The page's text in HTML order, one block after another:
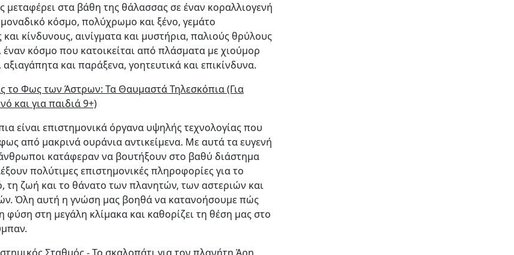
μεταφέρει στα βάθη της θάλασσας σε έναν κοραλλιογενή
κόσμο, πολύχρωμο και ξένο, γεμάτο
και κίνδυνους, αινίγματα και μυστήρια, παλιούς θρύλους
έναν κόσμο που κατοικείται από πλάσματα με χιούμορ
και παράξενα, γοητευτικά και επικίνδυνα.
το Φως των Άστρων: Τα Θαυμαστά Τηλεσκόπια (Για
και για παιδιά 9+)
είναι επιστημονικά όργανα υψηλής τεχνολογίας που
από μακρινά ουράνια αντικείμενα. Με αυτά τα ευγενή
κατάφεραν να βουτήξουν στο βαθύ διάστημα
πολύτιμες επιστημονικές πληροφορίες για το
τη ζωή και το θάνατο των πλανητών, των αστεριών και
Όλη αυτή η γνώση μας βοηθά να κατανοήσουμε πώς
φύση στη μεγάλη κλίμακα και καθορίζει τη θέση μας στο